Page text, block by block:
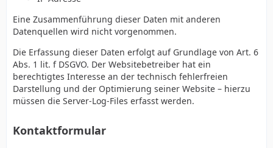
Eine Zusammenführung dieser Daten mit anderen
Datenquellen wird nicht vorgenommen.
Die Erfassung dieser Daten erfolgt auf Grundlage von Art. 6
Abs. 1 lit. f DSGVO. Der Websitebetreiber hat ein
berechtigtes Interesse an der technisch fehlerfreien
Darstellung und der Optimierung seiner Website – hierzu
müssen die Server-Log-Files erfasst werden.
Kontaktformular